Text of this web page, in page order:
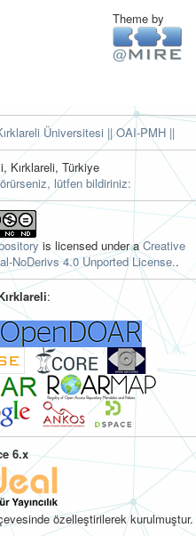
Theme by
Üniversitesi ||OAI-PMH ||
Kırklareli, Türkiye
lütfen bildiriniz:
is licensed under aCreative
NoDerivs 4.0 Unported License..
:
6.x
özelleştirilerek kurulmuştur.